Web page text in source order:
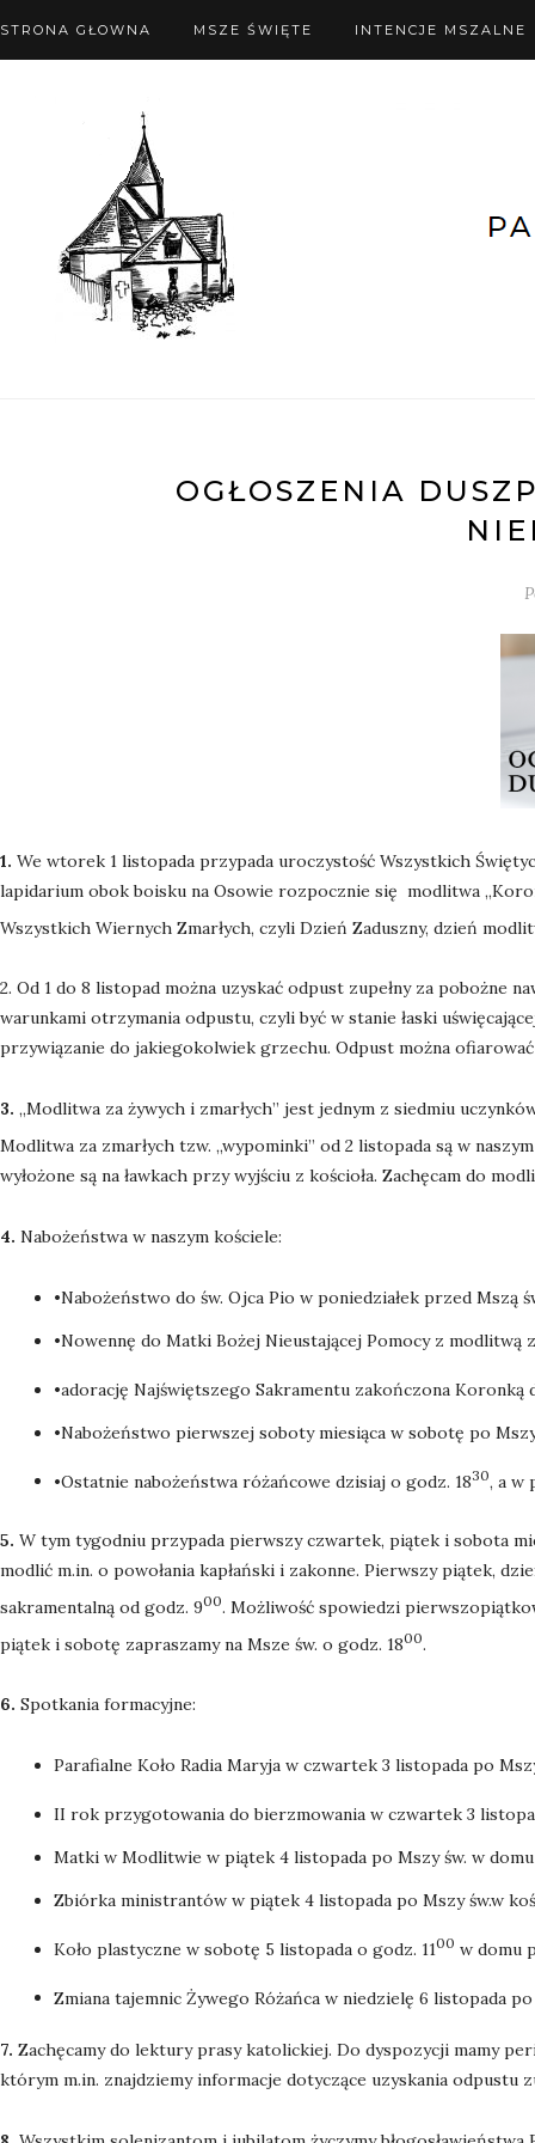
STRONA GŁOWNA MSZE ŚWIĘTE INTENCJE MSZALNE
OGŁOSZENIA
1. We wtorek 1 listopada przypada uroczystość Wszystkich
lapidarium obok boisku na Osowie rozpocznie się modlitwa
Wszystkich Wiernych Zmarłych, czyli Dzień Zaduszny, dzień
2. Od 1 do 8 listopad można uzyskać odpust zupełny za pobożne
warunkami otrzymania odpustu, czyli być w stanie łaski
przywiązanie do jakiegokolwiek grzechu. Odpust można ofiarować
3. „Modlitwa za żywych i zmarłych” jest jednym z siedmiu
Modlitwa za zmarłych tzw. „wypominki” od 2 listopada są w
wyłożone są na ławkach przy wyjściu z kościoła. Zachęcam do
4. Nabożeństwa w naszym kościele:
•Nabożeństwo do św. Ojca Pio w poniedziałek przed Mszą
•Nowennę do Matki Bożej Nieustającej Pomocy z modlitwą
•adorację Najświętszego Sakramentu zakończona
•Nabożeństwo pierwszej soboty miesiąca w sobotę po
•Ostatnie nabożeństwa różańcowe dzisiaj o godz. 1830, a w
5. W tym tygodniu przypada pierwszy czwartek, piątek i sobota
modlić m.in. o powołania kapłański i zakonne. Pierwszy piątek,
sakramentalną od godz. 900. Możliwość spowiedzi
piątek i sobotę zapraszamy na Msze św. o godz. 1800.
6. Spotkania formacyjne:
Parafialne Koło Radia Maryja w czwartek 3 listopada po
II rok przygotowania do bierzmowania w czwartek 3
Matki w Modlitwie w piątek 4 listopada po Mszy św. w
Zbiórka ministrantów w piątek 4 listopada po Mszy św.w
Koło plastyczne w sobotę 5 listopada o godz. 1100 w domu
Zmiana tajemnic Żywego Różańca w niedzielę 6 listopada
7. Zachęcamy do lektury prasy katolickiej. Do dyspozycji mamy
którym m.in. znajdziemy informacje dotyczące uzyskania odpustu